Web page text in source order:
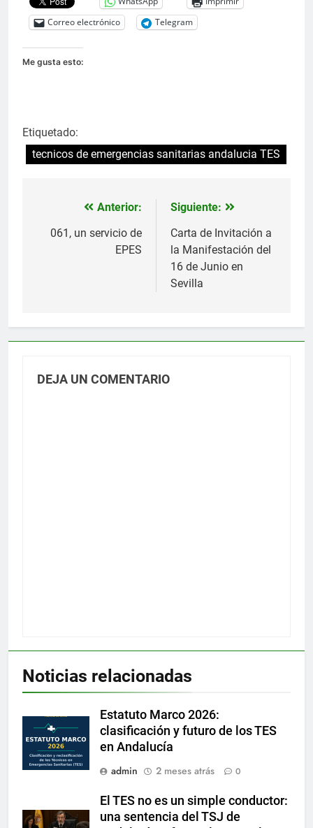
Correo electrónico
Telegram
Me gusta esto:
Etiquetado:
tecnicos de emergencias sanitarias andalucia TES
Navegación
de
Anterior:
061, un servicio de
EPES
Siguiente:
Carta de Invitación a
la Manifestación del
16 de Junio en
Sevilla
DEJA UN COMENTARIO
Noticias relacionadas
Estatuto Marco 2026:
clasificación y futuro de los TES
en Andalucía
admin
2 meses atrás 0
El TES no es un simple conductor:
una sentencia del TSJ de